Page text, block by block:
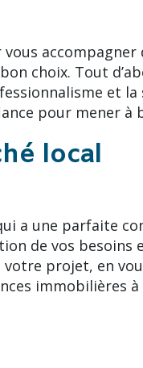
accompagner
choix. Tout
et
pour mener
local
a une parfaite
de vos besoins
projet, en
immobilières à